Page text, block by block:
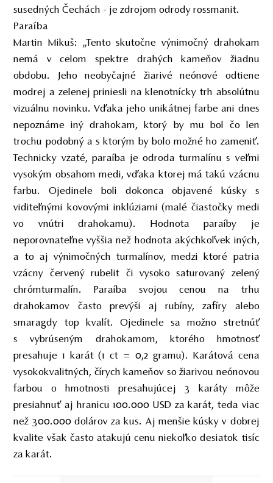
susedných Čechách - je zdrojom odrody rossmanit.
Paraíba
Martin Mikuš: „Tento skutočne výnimočný drahokam
nemá v celom spektre drahých kameňov žiadnu
obdobu. Jeho neobyčajné žiarivé neónové odtiene
modrej a zelenej priniesli na klenotnícky trh absolútnu
vizuálnu novinku. Vďaka jeho unikátnej farbe ani dnes
nepoznáme iný drahokam, ktorý by mu bol čo len
trochu podobný a s ktorým by bolo možné ho zameniť.
Technicky vzaté, paraíba je odroda turmalínu s veľmi
vysokým obsahom medi, vďaka ktorej má takú vzácnu
farbu. Ojedinele boli dokonca objavené kúsky s
viditeľnými kovovými inklúziami (malé čiastočky medi
vo vnútri drahokamu). Hodnota paraíby je
neporovnateľne vyššia než hodnota akýchkoľvek iných,
a to aj výnimočných turmalínov, medzi ktoré patria
vzácny červený rubelit či vysoko saturovaný zelený
chrómturmalín. Paraíba svojou cenou na trhu
drahokamov často prevýši aj rubíny, zafíry alebo
smaragdy top kvalít. Ojedinele sa možno stretnúť
s vybrúseným drahokamom, ktorého hmotnosť
presahuje 1 karát (1 ct = 0,2 gramu). Karátová cena
vysokokvalitných, čírych kameňov so žiarivou neónovou
farbou o hmotnosti presahujúcej 3 karáty môže
presiahnuť aj hranicu 100.000 USD za karát, teda viac
než 300.000 dolárov za kus. Aj menšie kúsky v dobrej
kvalite však často atakujú cenu niekoľko desiatok tisíc
za karát.